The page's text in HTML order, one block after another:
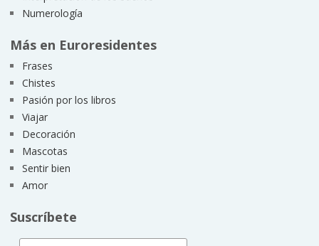
Numerología
Más en Euroresidentes
Frases
Chistes
Pasión por los libros
Viajar
Decoración
Mascotas
Sentir bien
Amor
Suscríbete